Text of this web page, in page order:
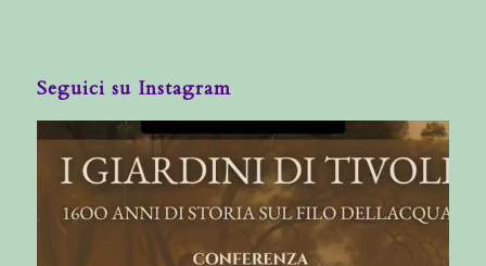
Seguici su Instagram